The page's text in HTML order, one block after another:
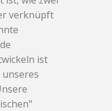
verknüpft
ist
unseres